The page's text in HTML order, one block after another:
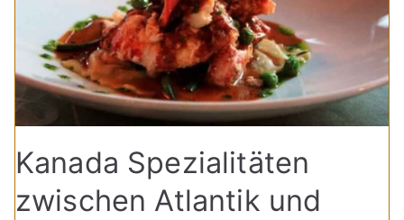
Kanada Spezialitäten
zwischen Atlantik und